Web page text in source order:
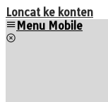
Loncat ke konten
Menu Mobile